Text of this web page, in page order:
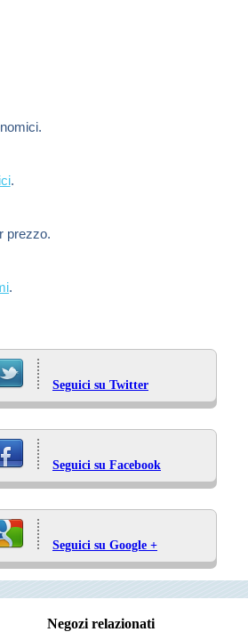
.
prezzo.
.
Seguici su Twitter
Seguici su Facebook
Seguici su Google +
Negozi relazionati